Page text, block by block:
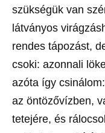
szükségük van
látványos
rendes tápozást,
csoki: azonnali
azóta így
az öntözővízben,
tetejére, és